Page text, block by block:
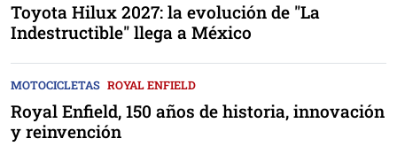
Toyota Hilux 2027: la evolución de "La
Indestructible" llega a México
MOTOCICLETAS ROYAL ENFIELD
Royal Enfield, 150 años de historia, innovación
y reinvención